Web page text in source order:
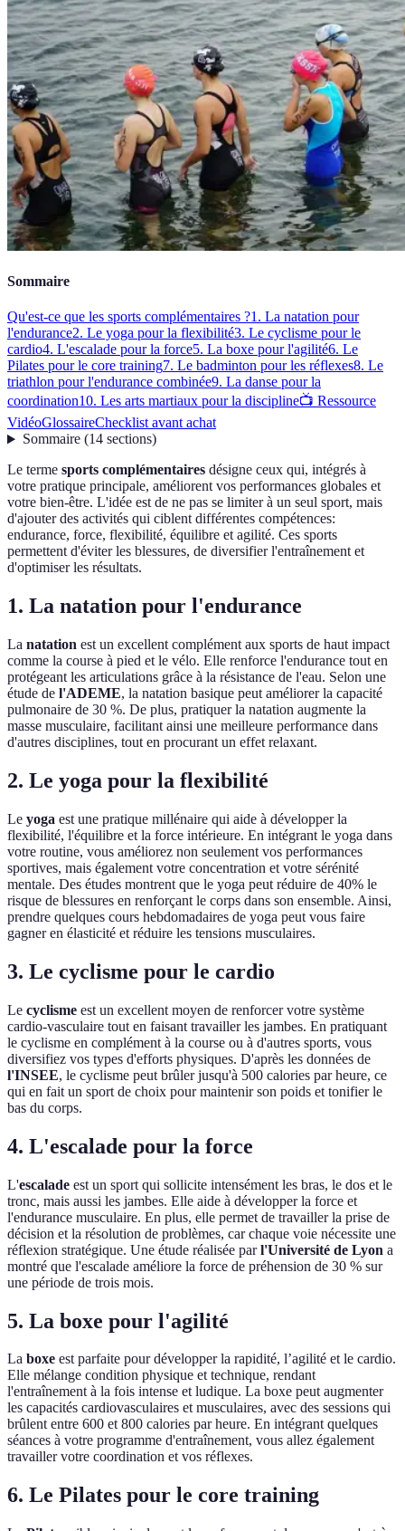
Sommaire
Qu'est-ce que les sports complémentaires ?1. La natation pour
l'endurance2. Le yoga pour la flexibilité3. Le cyclisme pour le
cardio4. L'escalade pour la force5. La boxe pour l'agilité6. Le
Pilates pour le core training7. Le badminton pour les réflexes8. Le
triathlon pour l'endurance combinée9. La danse pour la
coordination10. Les arts martiaux pour la discipline📺 Ressource
VidéoGlossaireChecklist avant achat
Sommaire(14 sections)
Le terme sports complémentaires désigne ceux qui, intégrés à
votre pratique principale, améliorent vos performances globales et
votre bien-être. L'idée est de ne pas se limiter à un seul sport, mais
d'ajouter des activités qui ciblent différentes compétences:
endurance, force, flexibilité, équilibre et agilité. Ces sports
permettent d'éviter les blessures, de diversifier l'entraînement et
d'optimiser les résultats.
1. La natation pour l'endurance
La natation est un excellent complément aux sports de haut impact
comme la course à pied et le vélo. Elle renforce l'endurance tout en
protégeant les articulations grâce à la résistance de l'eau. Selon une
étude de l'ADEME, la natation basique peut améliorer la capacité
pulmonaire de 30 %. De plus, pratiquer la natation augmente la
masse musculaire, facilitant ainsi une meilleure performance dans
d'autres disciplines, tout en procurant un effet relaxant.
2. Le yoga pour la flexibilité
Le yoga est une pratique millénaire qui aide à développer la
flexibilité, l'équilibre et la force intérieure. En intégrant le yoga dans
votre routine, vous améliorez non seulement vos performances
sportives, mais également votre concentration et votre sérénité
mentale. Des études montrent que le yoga peut réduire de 40% le
risque de blessures en renforçant le corps dans son ensemble. Ainsi,
prendre quelques cours hebdomadaires de yoga peut vous faire
gagner en élasticité et réduire les tensions musculaires.
3. Le cyclisme pour le cardio
Le cyclisme est un excellent moyen de renforcer votre système
cardio-vasculaire tout en faisant travailler les jambes. En pratiquant
le cyclisme en complément à la course ou à d'autres sports, vous
diversifiez vos types d'efforts physiques. D'après les données de
l'INSEE, le cyclisme peut brûler jusqu'à 500 calories par heure, ce
qui en fait un sport de choix pour maintenir son poids et tonifier le
bas du corps.
4. L'escalade pour la force
L'escalade est un sport qui sollicite intensément les bras, le dos et le
tronc, mais aussi les jambes. Elle aide à développer la force et
l'endurance musculaire. En plus, elle permet de travailler la prise de
décision et la résolution de problèmes, car chaque voie nécessite une
réflexion stratégique. Une étude réalisée parl'Université de Lyon a
montré que l'escalade améliore la force de préhension de 30 % sur
une période de trois mois.
5. La boxe pour l'agilité
La boxe est parfaite pour développer la rapidité, l’agilité et le cardio.
Elle mélange condition physique et technique, rendant
l'entraînement à la fois intense et ludique. La boxe peut augmenter
les capacités cardiovasculaires et musculaires, avec des sessions qui
brûlent entre 600 et 800 calories par heure. En intégrant quelques
séances à votre programme d'entraînement, vous allez également
travailler votre coordination et vos réflexes.
6. Le Pilates pour le core training